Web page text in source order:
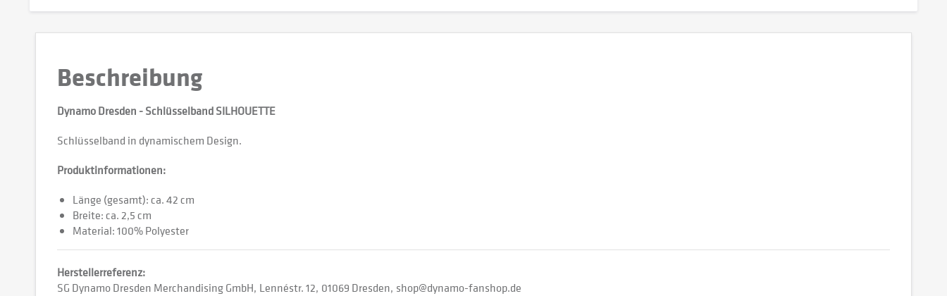
Beschreibung
Dynamo Dresden - Schlüsselband SILHOUETTE
Schlüsselband in dynamischem Design.
Produktinformationen:
Länge (gesamt): ca. 42 cm
Breite: ca. 2,5 cm
Material: 100% Polyester
Herstellerreferenz:
SG Dynamo Dresden Merchandising GmbH Lennéstr. 12 01069 Dresden shop@dynamo-fanshop.de